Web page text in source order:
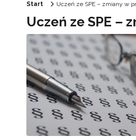
Start Uczeń ze SPE – zmiany w
Uczeń ze SPE –